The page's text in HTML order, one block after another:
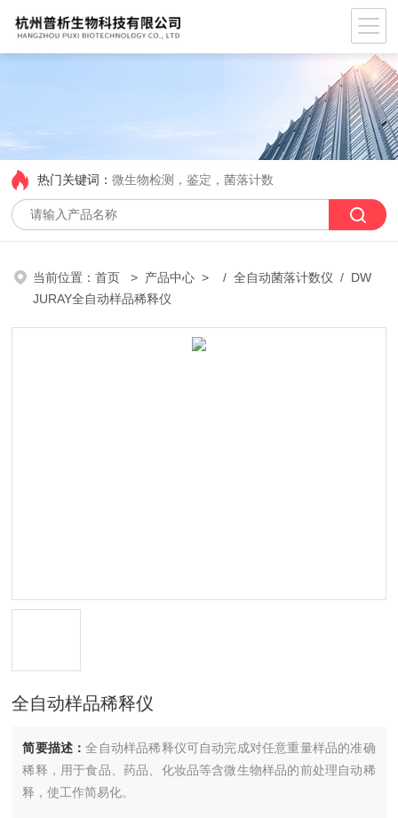
热门关键词：微生物检测，鉴定，菌落计数
当前位置：首页 > 产品中心 > /全自动菌落计数仪 / DW
JURAY全自动样品稀释仪
全自动样品稀释仪
简要描述：全自动样品稀释仪可自动完成对任意重量样品的准确
稀释，用于食品、药品、化妆品等含微生物样品的前处理自动稀
释，使工作简易化。